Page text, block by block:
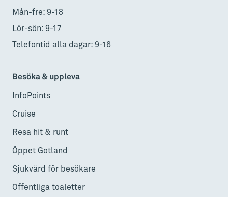
Mån-fre: 9-18
Lör-sön: 9-17
Telefontid alla dagar: 9-16
Besöka & uppleva
InfoPoints
Cruise
Resa hit & runt
Öppet Gotland
Sjukvård för besökare
Offentliga toaletter